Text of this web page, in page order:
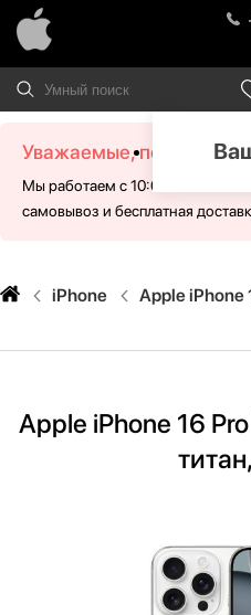
Уважаемые, посетители!
Мы работаем с 10:00 - 21:00 без
самовывоз и бесплатная
iPhone Apple iPhone
Apple iPhone 16